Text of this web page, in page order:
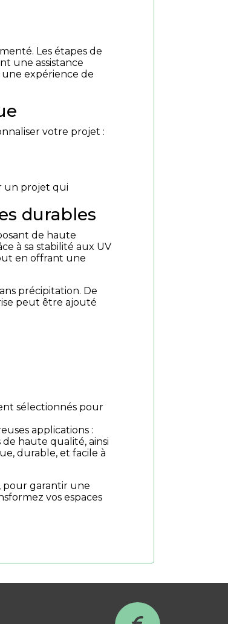
Les étapes de
une assistance
expérience de
votre projet :
un projet qui
durables
de haute
à sa stabilité aux UV
en offrant une
précipitation. De
peut être ajouté
sélectionnés pour
applications :
de haute qualité, ainsi
durable, et facile à
pour garantir une
vos espaces